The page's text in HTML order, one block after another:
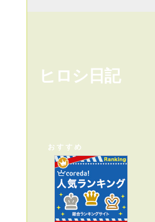
ヒロシ日記
おすすめ